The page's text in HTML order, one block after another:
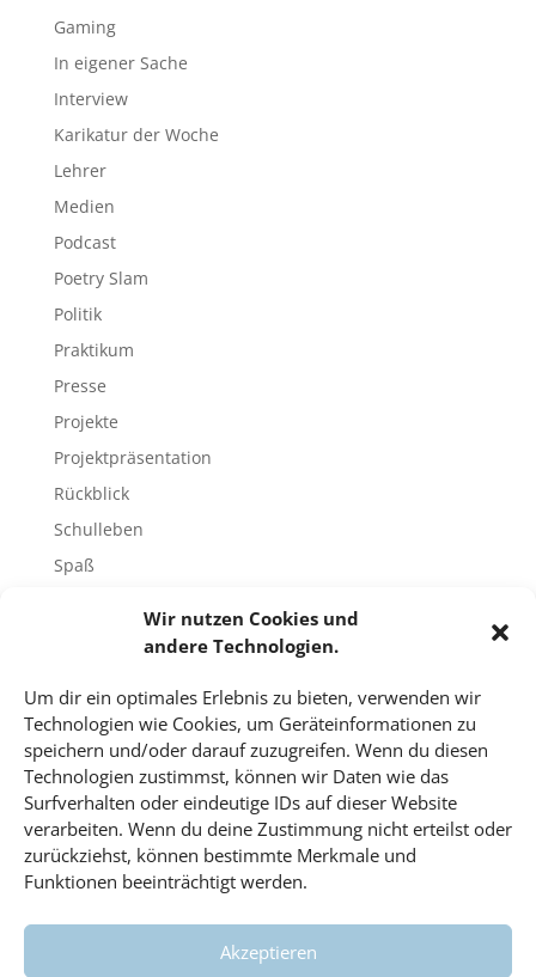
Wir nutzen Cookies und
andere Technologien.
Um dir ein optimales Erlebnis zu bieten, verwenden wir
Technologien wie Cookies, um Geräteinformationen zu
speichern und/oder darauf zuzugreifen. Wenn du diesen
Technologien zustimmst, können wir Daten wie das
Surfverhalten oder eindeutige IDs auf dieser Website
verarbeiten. Wenn du deine Zustimmung nicht erteilst oder
zurückziehst, können bestimmte Merkmale und
Funktionen beeinträchtigt werden.
Akzeptieren
Gaming
In eigener Sache
Interview
Karikatur der Woche
Lehrer
Medien
Podcast
Poetry Slam
Politik
Praktikum
Presse
Projekte
Projektpräsentation
Rückblick
Schulleben
Spaß
Unbekannte Orte
Uncategorized
Unterricht
Video
Veranstaltungen
Vorträge
Wahlfach